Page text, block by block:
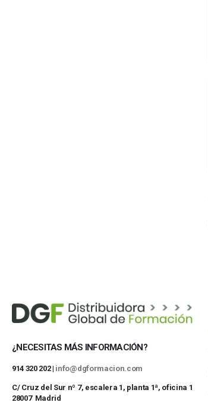
¿NECESITAS MÁS INFORMACIÓN?
914 320 202 | info@dgformacion.com
C/ Cruz del Sur nº 7, escalera 1, planta 1ª, oficina 1
28007 Madrid